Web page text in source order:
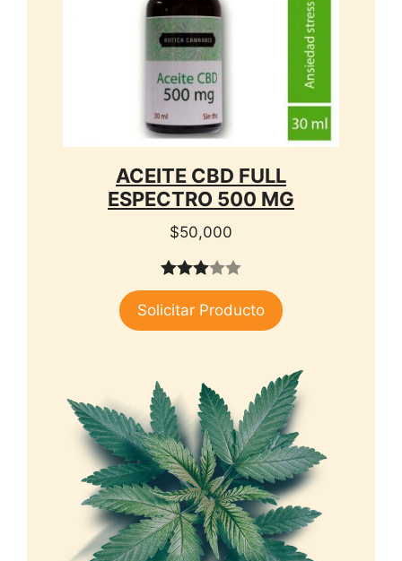
ACEITE CBD FULL
ESPECTRO 500 MG
$50,000
3.00
de 5
Solicitar Producto